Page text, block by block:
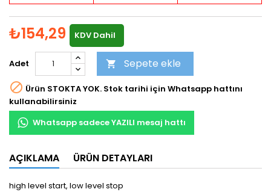
₺154,29 KDV Dahil
Adet  Sepete ekle
 Ürün STOKTA YOK. Stok tarihi için Whatsapp hattını
kullanabilirsiniz
Whatsapp sadece YAZILI mesaj hattı
AÇIKLAMA ÜRÜN DETAYLARI
high level start, low level stop